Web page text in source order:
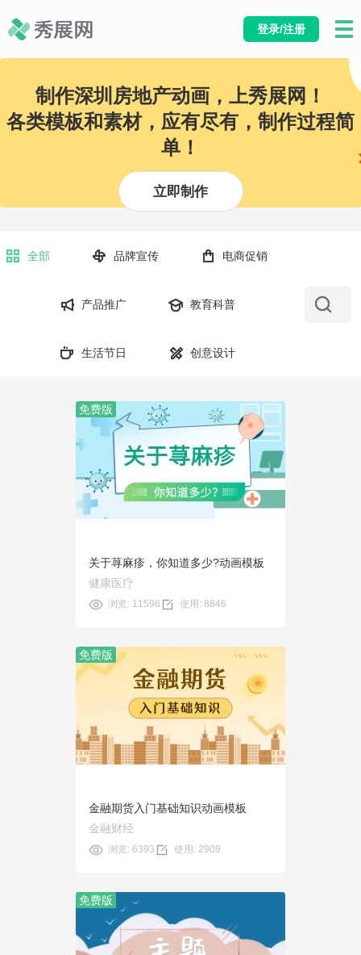
登录/注册
制作深圳房地产动画，上秀展网！
各类模板和素材，应有尽有，制作过程简
单！
立即制作
全部 品牌宣传 电商促销
产品推广 教育科普
生活节日 创意设计
免费版
预览
使用
关于荨麻疹，你知道多少?动画模板
健康医疗
浏览: 11596 使用: 8846
免费版
预览
金融期货入门基础知识动画模板
金融财经
浏览: 6393 使用: 2909
免费版
预览